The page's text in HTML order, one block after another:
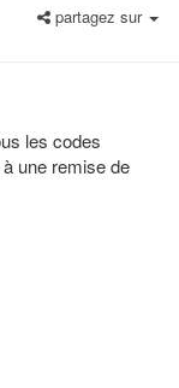
partagez sur
les codes
une remise de